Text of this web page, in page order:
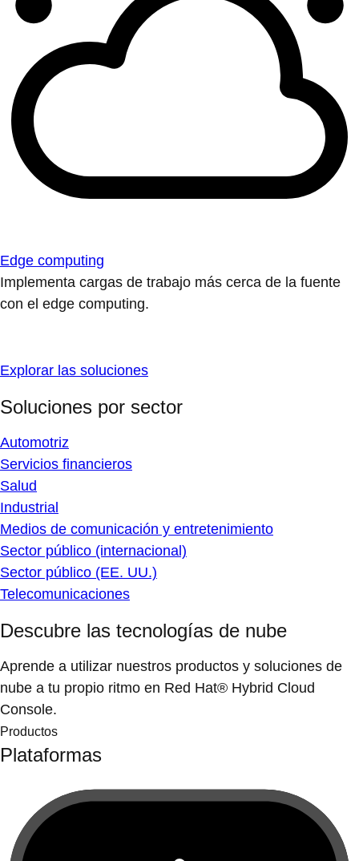
Edge computing
Implementa cargas de trabajo más cerca de la fuente
con el edge computing.
Explorar las soluciones
Soluciones por sector
Automotriz
Servicios financieros
Salud
Industrial
Medios de comunicación y entretenimiento
Sector público (internacional)
Sector público (EE. UU.)
Telecomunicaciones
Descubre las tecnologías de nube
Aprende a utilizar nuestros productos y soluciones de
nube a tu propio ritmo en Red Hat® Hybrid Cloud
Console.
Productos
Plataformas